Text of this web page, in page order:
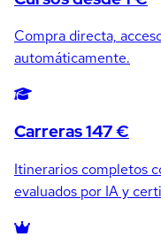
Compra directa,
automáticamente.
Carreras 147 €
Itinerarios completos
evaluados por IA y